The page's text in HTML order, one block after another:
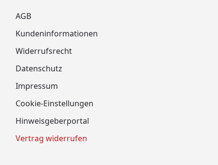
AGB
Kundeninformationen
Widerrufsrecht
Datenschutz
Impressum
Cookie-Einstellungen
Hinweisgeberportal
Vertrag widerrufen